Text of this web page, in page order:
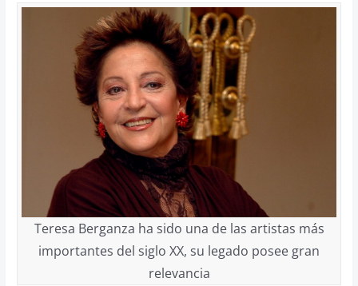
Teresa Berganza ha sido una de las artistas más
importantes del siglo XX, su legado posee gran
relevancia